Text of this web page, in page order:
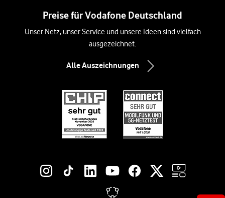
Preise für Vodafone Deutschland
Unser Netz, unser Service und unsere Ideen sind vielfach
ausgezeichnet.
Alle Auszeichnungen
Social-Media-Links